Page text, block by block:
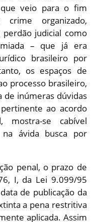
veio para o fim
organizado,
judicial como
– que já era
brasileiro por
os espaços de
processo brasileiro,
de inúmeras dúvidas
ao acordo
mostra-se cabível
ávida busca por
penal, o prazo de
I, da Lei 9.099/95
de publicação da
a pena restritiva
aplicada. Assim